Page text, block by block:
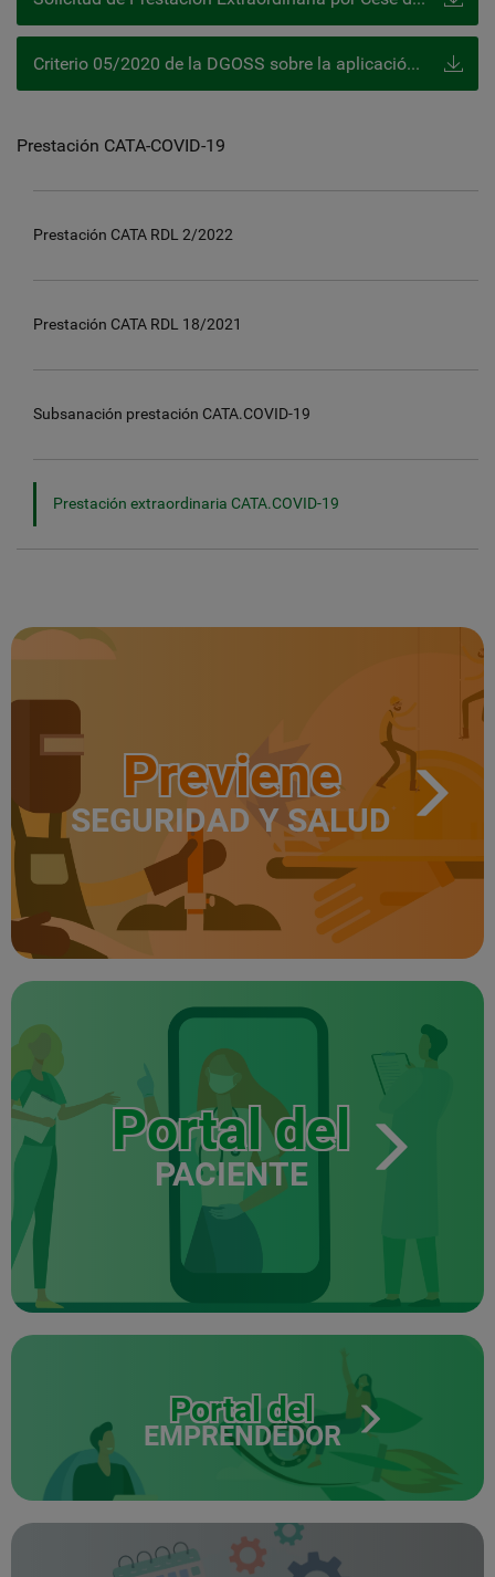
Criterio 05/2020 de la DGOSS sobre la aplicación del artículo 17º del RDL 8/2020 (CATA)
Prestación CATA-COVID-19
Prestación CATA RDL 2/2022
Prestación CATA RDL 18/2021
Subsanación prestación CATA.COVID-19
Prestación extraordinaria CATA.COVID-19
Previene
SEGURIDAD Y SALUD
Portal del
PACIENTE
Portal del
EMPRENDEDOR